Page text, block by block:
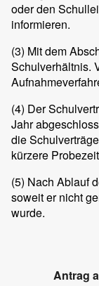
oder den
informieren.
(3) Mit dem
Schulverhältnis.
(4) Der
Jahr
die
kürzere
(5) Nach Ablauf
soweit er nicht
wurde.
Antrag